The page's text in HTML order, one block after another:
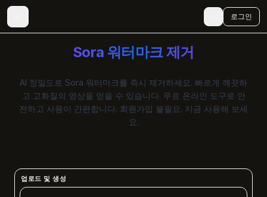
로그인
Sora 워터마크 제거
AI 정밀도로 Sora 워터마크를 즉시 제거하세요. 빠르게 깨끗하
고 고화질의 영상을 얻을 수 있습니다. 무료 온라인 도구로 안
전하고 사용이 간편합니다. 회원가입 불필요. 지금 사용해 보세
요.
업로드 및 생성